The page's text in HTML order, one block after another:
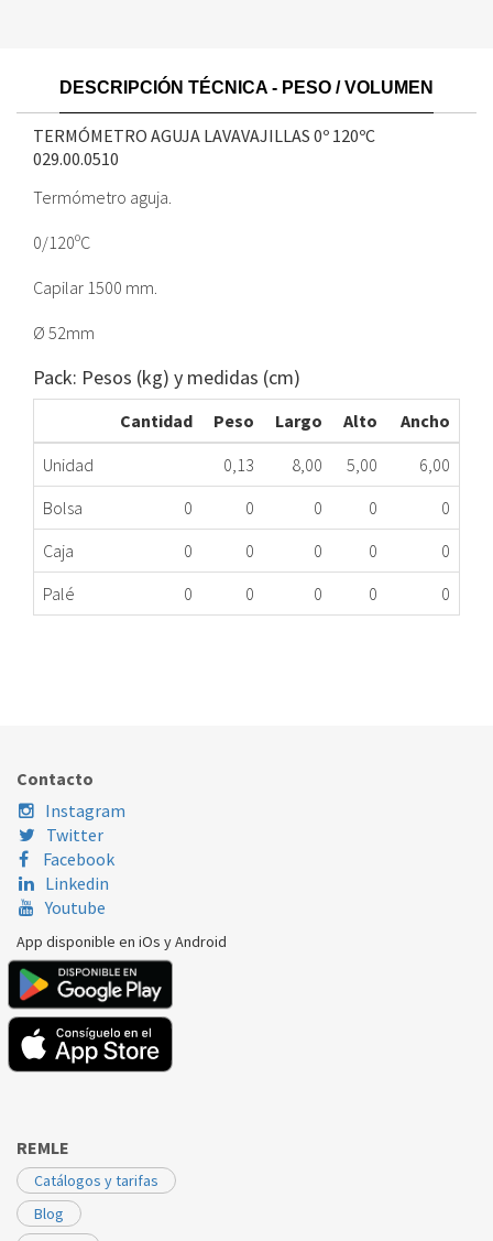
DESCRIPCIÓN TÉCNICA - PESO / VOLUMEN
TERMÓMETRO AGUJA LAVAVAJILLAS 0º 120ºC
029.00.0510
Termómetro aguja.
0/120ºC
Capilar 1500 mm.
Ø 52mm
Pack: Pesos (kg) y medidas (cm)
Cantidad Peso Largo Alto
Ancho
Unidad
0,13 8,00 5,00
6,00
Bolsa
0 0 0 0
0
Caja
0 0 0 0
0
Palé
0 0 0 0 0
Contacto
Instagram
Twitter
Facebook
Linkedin
Youtube
App disponible en iOs y Android
REMLE
Catálogos y tarifas
Blog